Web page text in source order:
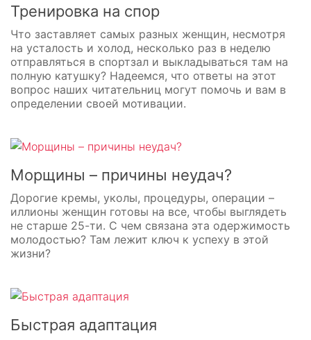
Тренировка на спор
Что заставляет самых разных женщин, несмотря
на усталость и холод, несколько раз в неделю
отправляться в спортзал и выкладываться там на
полную катушку? Надеемся, что ответы на этот
вопрос наших читательниц могут помочь и вам в
определении своей мотивации.
Морщины – причины неудач?
Дорогие кремы, уколы, процедуры, операции –
иллионы женщин готовы на все, чтобы выглядеть
не старше 25-ти. С чем связана эта одержимость
молодостью? Там лежит ключ к успеху в этой
жизни?
Быстрая адаптация